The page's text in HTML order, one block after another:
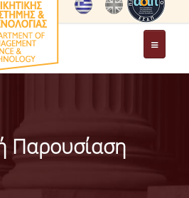
ΤΟΥ ΤΜΗΜΑΤΟΣ
ΤΟΥ ΤΜΗΜΑΤΟΣ
Παρουσίαση